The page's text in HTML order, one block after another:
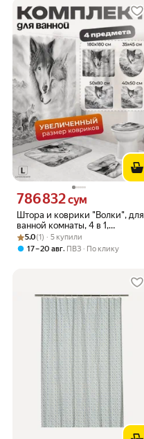
Штора и коврики "Волки", для
ванной комнаты, 4 в 1,
водоотталкивающие, 180x180
см
Цена 786832 сум вместо
786 832сум
Рейтинг товара: 5.0 из 5
Оценок: (1) · 5 купили
5.0(1) · 5 купили
17 – 20 авг, ПВЗ По клику